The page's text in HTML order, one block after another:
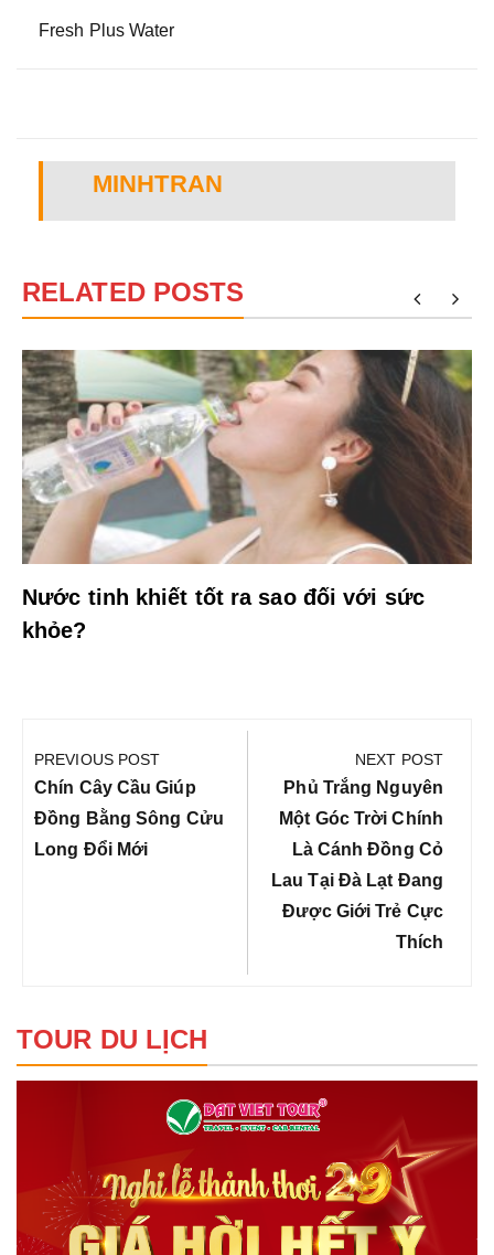
Fresh Plus Water
MINHTRAN
RELATED POSTS
Nước tinh khiết tốt ra sao đối với sức
khỏe?
hướng
bài
viết
PREVIOUS POST
Previous
Post:
Chín Cây Cầu Giúp
Đồng Bằng Sông Cửu
Long Đổi Mới
NEXT POST
Next
Post:
Phủ Trắng Nguyên
Một Góc Trời Chính
Là Cánh Đồng Cỏ
Lau Tại Đà Lạt Đang
Được Giới Trẻ Cực
Thích
TOUR DU LỊCH